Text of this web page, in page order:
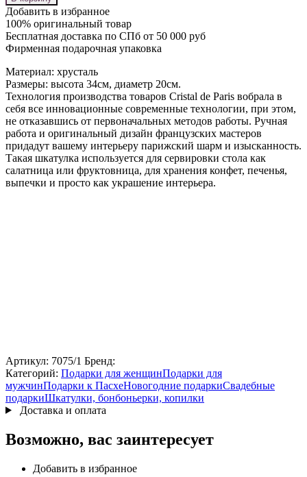
Добавить в избранное
100% оригинальный товар
Бесплатная доставка по СПб от 50 000 руб
Фирменная подарочная упаковка
Материал: хрусталь
Размеры: высота 34см, диаметр 20см.
Технология производства товаров Cristal de Paris вобрала в
себя все инновационные современные технологии, при этом,
не отказавшись от первоначальных методов работы. Ручная
работа и оригинальный дизайн французских мастеров
придадут вашему интерьеру парижский шарм и изысканность.
Такая шкатулка используется для сервировки стола как
салатница или фруктовница, для хранения конфет, печенья,
выпечки и просто как украшение интерьера.
Артикул: 7075/1 Бренд:
Категорий: Подарки для женщинПодарки для
мужчинПодарки к ПасхеНовогодние подаркиСвадебные
подаркиШкатулки, бонбоньерки, копилки
Доставка и оплата
Возможно, вас заинтересует
Добавить в избранное